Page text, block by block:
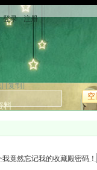
登录 注册
] [复制]
空
料
我竟然忘记我的收藏殿密码！